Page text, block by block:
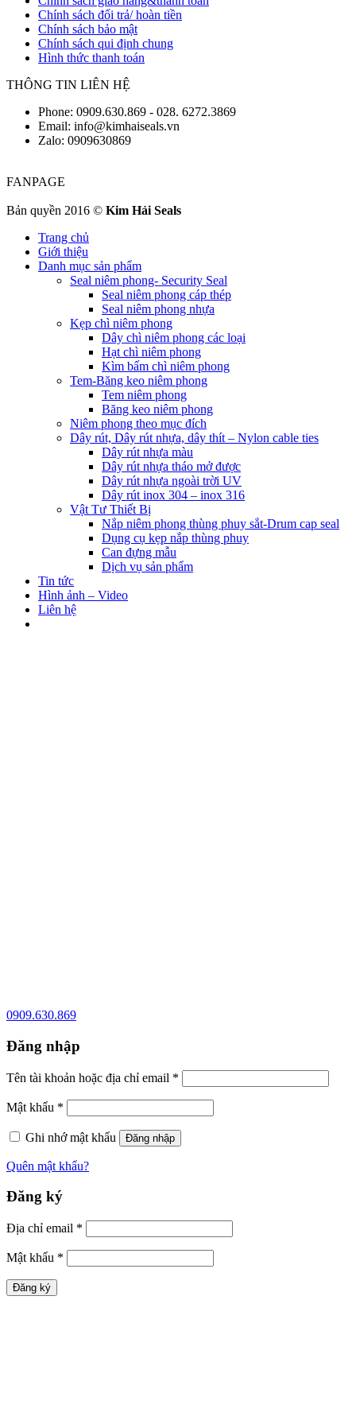
Chính sách đổi trả/ hoàn tiền
Chính sách bảo mật
Chính sách qui định chung
Hình thức thanh toán
THÔNG TIN LIÊN HỆ
Phone: 0909.630.869 - 028. 6272.3869
Email: info@kimhaiseals.vn
Zalo: 0909630869
FANPAGE
Bản quyền 2016 © Kim Hải Seals
Trang chủ
Giới thiệu
Danh mục sản phẩm
Seal niêm phong- Security Seal
Seal niêm phong cáp thép
Seal niêm phong nhựa
Kẹp chì niêm phong
Dây chì niêm phong các loại
Hạt chì niêm phong
Kìm bấm chì niêm phong
Tem-Băng keo niêm phong
Tem niêm phong
Băng keo niêm phong
Niêm phong theo mục đích
Dây rút, Dây rút nhựa, dây thít – Nylon cable ties
Dây rút nhựa màu
Dây rút nhựa tháo mở được
Dây rút nhựa ngoài trời UV
Dây rút inox 304 – inox 316
Vật Tư Thiết Bị
Nắp niêm phong thùng phuy sắt-Drum cap seal
Dụng cụ kẹp nắp thùng phuy
Can đựng mẫu
Dịch vụ sản phẩm
Tin tức
Hình ảnh – Video
Liên hệ
0909.630.869
Đăng nhập
Tên tài khoản hoặc địa chỉ email *
Mật khẩu *
Ghi nhớ mật khẩu Đăng nhập
Quên mật khẩu?
Đăng ký
Địa chỉ email *
Mật khẩu *
Đăng ký